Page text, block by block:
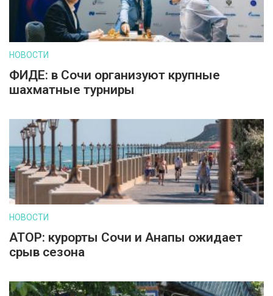
НОВОСТИ
ФИДЕ: в Сочи организуют крупные
шахматные турниры
НОВОСТИ
АТОР: курорты Сочи и Анапы ожидает
срыв сезона